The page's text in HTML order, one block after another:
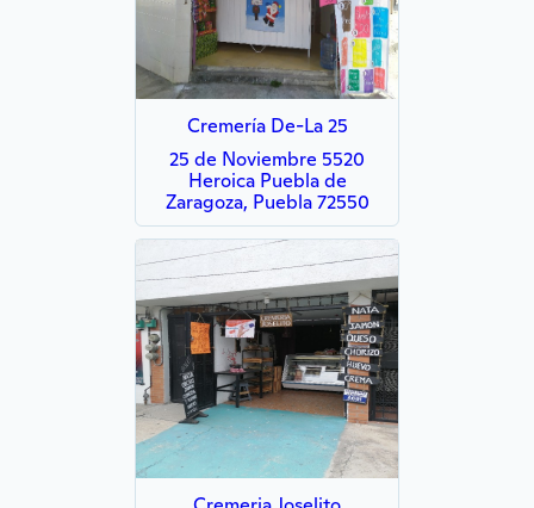
Cremería De-La 25
25 de Noviembre 5520
Heroica Puebla de
Zaragoza, Puebla 72550